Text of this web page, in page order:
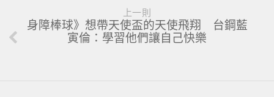
上一則
身障棒球》想帶天使盃的天使飛翔 台鋼藍
寅倫：學習他們讓自己快樂